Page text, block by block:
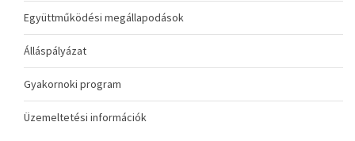
Együttműködési megállapodások
Álláspályázat
Gyakornoki program
Üzemeltetési információk